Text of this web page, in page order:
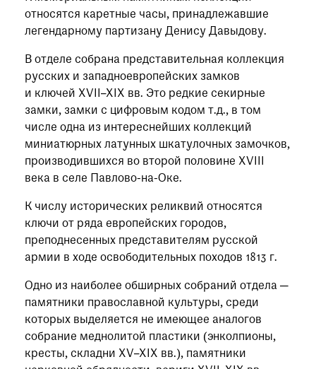
относятся каретные часы, принадлежавшие
легендарному партизану Денису Давыдову.
В отделе собрана представительная коллекция
русских и западноевропейских замков
и ключей XVII–XIX вв. Это редкие секирные
замки, замки с цифровым кодом т.д., в том
числе одна из интереснейших коллекций
миниатюрных латунных шкатулочных замочков,
производившихся во второй половине XVIII
века в селе Павлово-на-Оке.
К числу исторических реликвий относятся
ключи от ряда европейских городов,
преподнесенных представителям русской
армии в ходе освободительных походов 1813 г.
Одно из наиболее обширных собраний отдела —
памятники православной культуры, среди
которых выделяется не имеющее аналогов
собрание меднолитой пластики (энколпионы,
кресты, складни XV–XIX вв.), памятники